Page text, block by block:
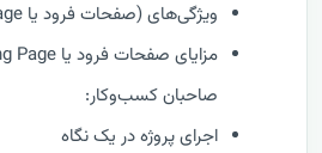
ویژگی‌های (صفحات فرود یا Landing Page)
صاحبان کسب‌وکار:
اجرای پروژه در یک نگاه